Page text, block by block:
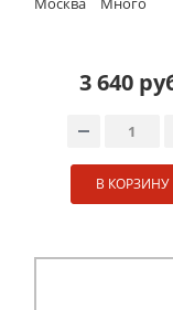
3 640
В КОРЗИНУ